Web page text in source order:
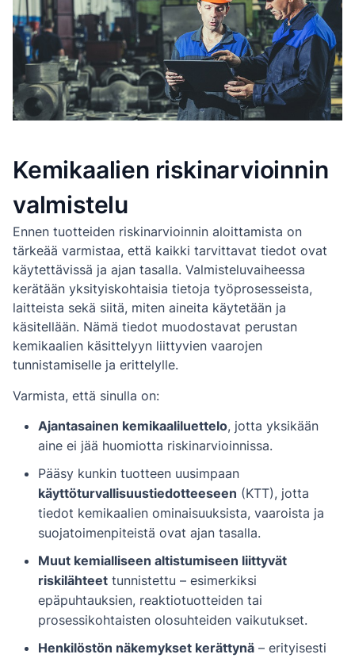
Kemikaalien riskinarvioinnin
valmistelu
Ennen tuotteiden riskinarvioinnin aloittamista on
tärkeää varmistaa, että kaikki tarvittavat tiedot ovat
käytettävissä ja ajan tasalla. Valmisteluvaiheessa
kerätään yksityiskohtaisia tietoja työprosesseista,
laitteista sekä siitä, miten aineita käytetään ja
käsitellään. Nämä tiedot muodostavat perustan
kemikaalien käsittelyyn liittyvien vaarojen
tunnistamiselle ja erittelylle.
Varmista, että sinulla on:
Ajantasainen kemikaaliluettelo, jotta yksikään
aine ei jää huomiotta riskinarvioinnissa.
Pääsy kunkin tuotteen uusimpaan
käyttöturvallisuustiedotteeseen (KTT), jotta
tiedot kemikaalien ominaisuuksista, vaaroista ja
suojatoimenpiteistä ovat ajan tasalla.
Muut kemialliseen altistumiseen liittyvät
riskilähteet tunnistettu – esimerkiksi
epäpuhtauksien, reaktiotuotteiden tai
prosessikohtaisten olosuhteiden vaikutukset.
Henkilöstön näkemykset kerättynä – erityisesti